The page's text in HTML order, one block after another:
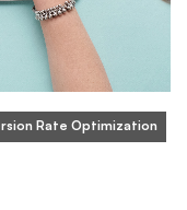
Rate Optimization